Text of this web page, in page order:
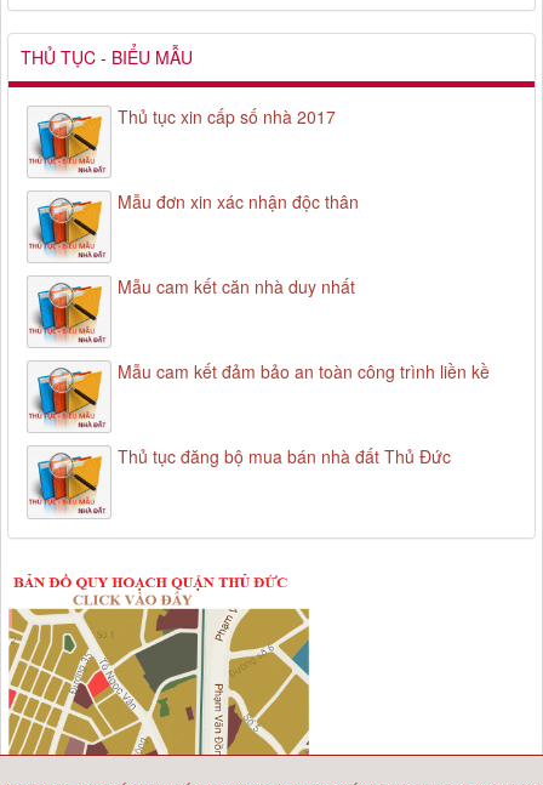
THỦ TỤC - BIỂU MẪU
Thủ tục xin cấp số nhà 2017
Mẫu đơn xin xác nhận độc thân
Mẫu cam kết căn nhà duy nhất
Mẫu cam kết đảm bảo an toàn công trình liền kề
Thủ tục đăng bộ mua bán nhà đất Thủ Đức